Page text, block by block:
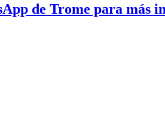
de Trome para más